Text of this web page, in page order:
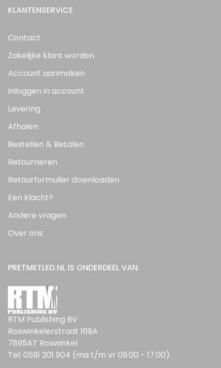
KLANTENSERVICE
Contact
Zakelijke klant worden
Account aanmaken
Inloggen in account
Levering
Afhalen
Bestellen & Betalen
Retourneren
Retourformulier downloaden
Een klacht?
Andere vragen
Over ons
PRETMETLED.NL IS ONDERDEEL VAN:
RTM Publishing BV
Roswinkelerstraat 169A
7895AT Roswinkel
Tel: 0591 201 904 (ma t/m vr 09:00 - 17:00)